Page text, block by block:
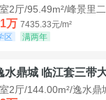
2厅/95.49m²/峰景里
万 7435.33元/m²
区
满两年
水鼎城 临江套三带
2厅/144.00m²/逸水鼎